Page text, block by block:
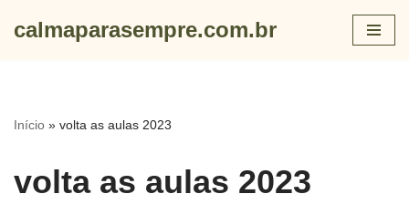
calmaparasempre.com.br
Início » volta as aulas 2023
volta as aulas 2023